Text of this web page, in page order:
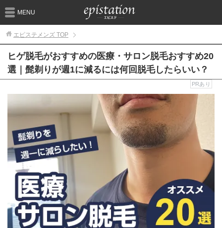
MENU
エピステメンズ TOP
ヒゲ脱毛がおすすめの医療・サロン脱毛おすすめ20
選｜髭剃りが週1に減るには何回脱毛したらいい？
PRあり